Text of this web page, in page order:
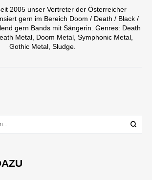
2005 unser Vertreter der Österreicher
gern im Bereich Doom / Death / Black /
gern Bands mit Sängerin. Genres: Death
Metal, Doom Metal, Symphonic Metal,
Gothic Metal, Sludge.